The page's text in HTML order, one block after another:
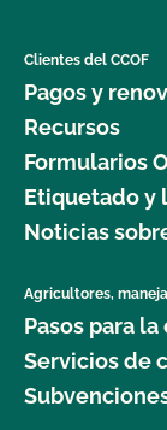
Clientes del CCOF
Pagos y
Recursos
Formularios
Etiquetado y
Noticias
Agricultores,
Pasos para
Servicios de